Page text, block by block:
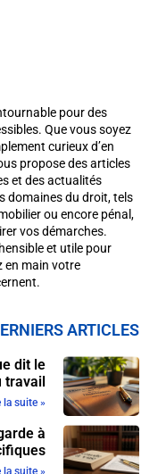
pour des
Que vous soyez
curieux d’en
propose des articles
et des actualités
domaines du droit, tels
ou encore pénal,
vos démarches.
et utile pour
en main votre
ARTICLES
dit le
travail
la suite »
à